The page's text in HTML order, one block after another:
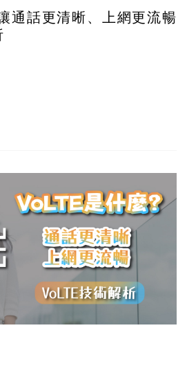
通話更清晰、上網更流暢